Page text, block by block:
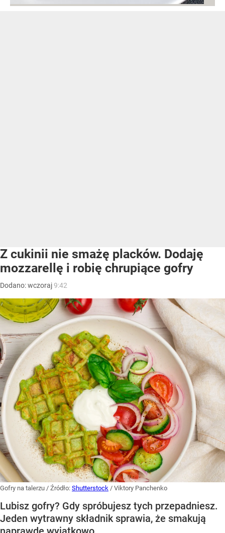
Z cukinii nie smażę placków. Dodaję
mozzarellę i robię chrupiące gofry
Dodano:wczoraj9:42
Gofry na talerzu / Źródło: Shutterstock / Viktory Panchenko
Lubisz gofry? Gdy spróbujesz tych przepadniesz.
Jeden wytrawny składnik sprawia, że smakują